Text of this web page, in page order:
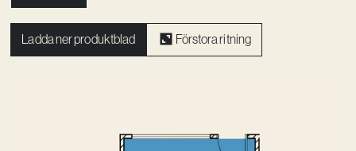
Ladda ner produktblad Förstora ritning